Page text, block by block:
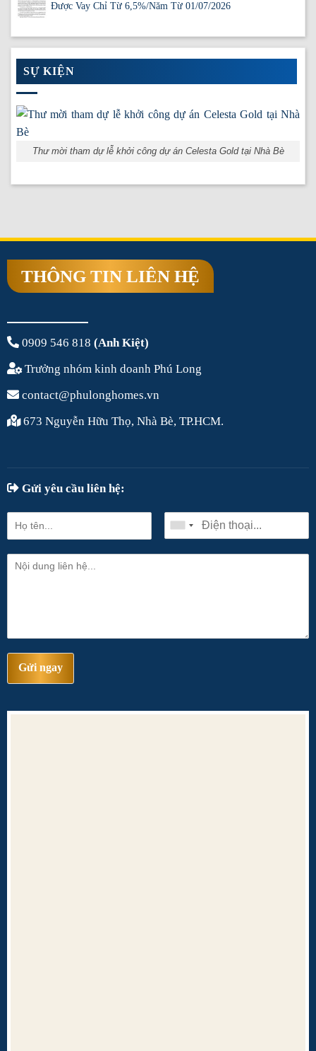
Được Vay Chỉ Từ 6,5%/Năm Từ 01/07/2026
SỰ KIỆN
Thư mời tham dự lễ khởi công dự án Celesta Gold tại Nhà Bè
THÔNG TIN LIÊN HỆ
0909 546 818 (Anh Kiệt)
Trưởng nhóm kinh doanh Phú Long
contact@phulonghomes.vn
673 Nguyễn Hữu Thọ, Nhà Bè, TP.HCM.
Gửi yêu cầu liên hệ:
Gửi ngay